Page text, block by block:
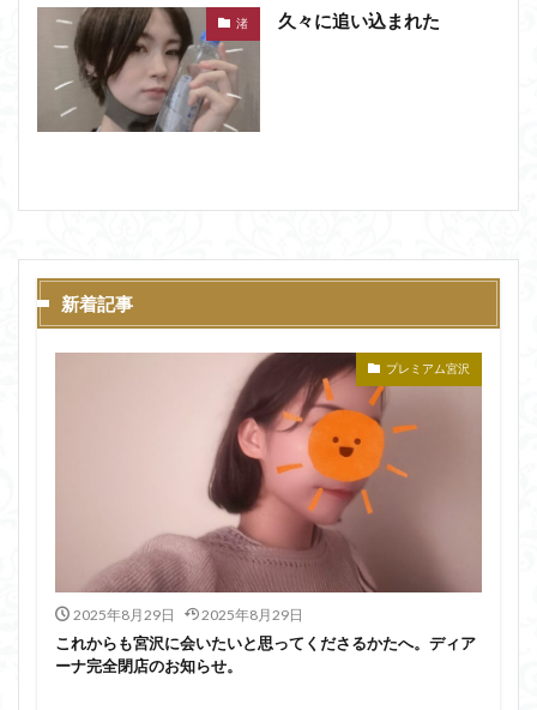
渚 久々に追い込まれた
新着記事
プレミアム宮沢
2025年8月29日 2025年8月29日
これからも宮沢に会いたいと思ってくださるかたへ。ディア
ーナ完全閉店のお知らせ。